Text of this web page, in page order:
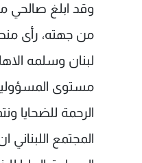
وقد ابلغ صالحي
من جهته، رأى
لبنان وسلمه
مستوى
الرحمة للضحايا
المجتمع